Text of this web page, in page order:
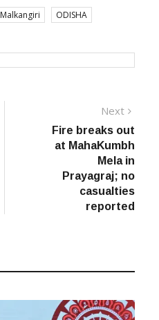
Malkangiri ODISHA
Next
Fire breaks out
at MahaKumbh
Mela in
Prayagraj; no
casualties
reported